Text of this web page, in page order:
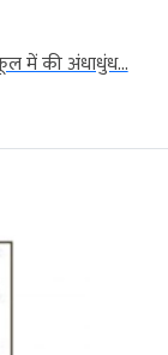
में की अंधाधुंध...